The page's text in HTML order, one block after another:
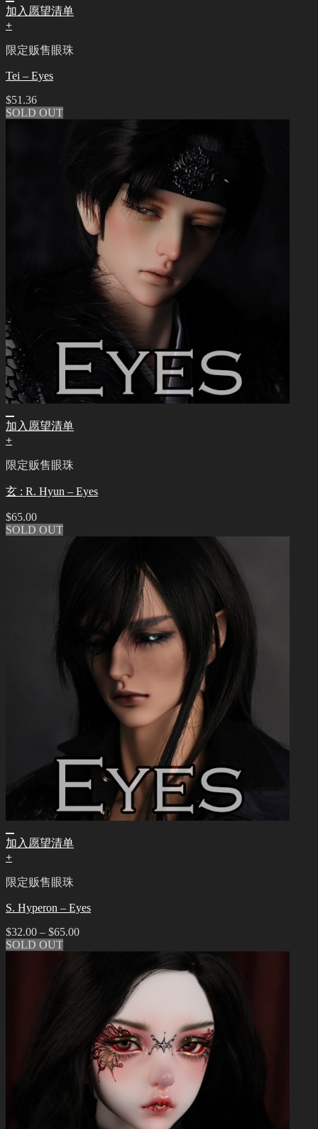
加入愿望清单
+
限定贩售眼珠
Tei – Eyes
$51.36
SOLD OUT
加入愿望清单
+
限定贩售眼珠
玄 : R. Hyun – Eyes
$65.00
SOLD OUT
加入愿望清单
+
限定贩售眼珠
S. Hyperon – Eyes
$32.00 – $65.00
SOLD OUT